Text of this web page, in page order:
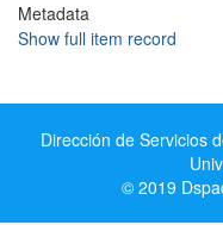
Metadata
Show full item record
Dirección de Servicios
© 2019